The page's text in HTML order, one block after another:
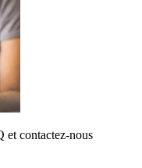
et contactez-nous